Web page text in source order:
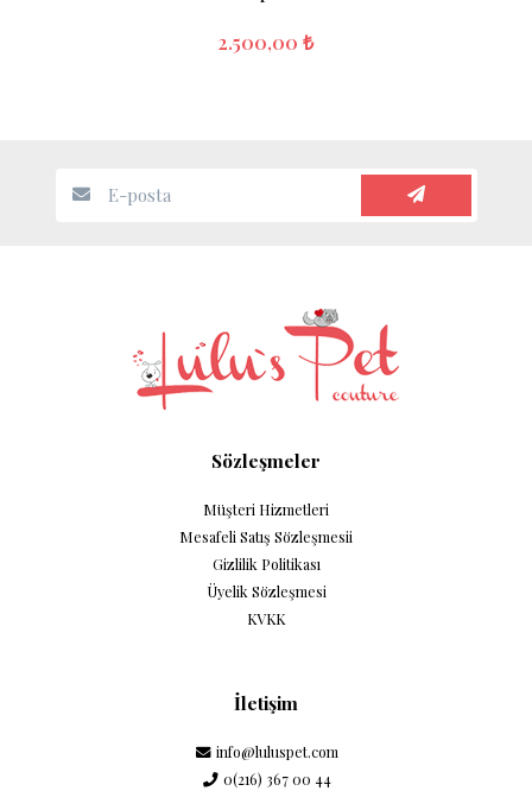
2.500,00 ₺
Sözleşmeler
Müşteri Hizmetleri
Mesafeli Satış Sözleşmesii
Gizlilik Politikası
Üyelik Sözleşmesi
KVKK
İletişim
info@luluspet.com
0(216) 367 00 44